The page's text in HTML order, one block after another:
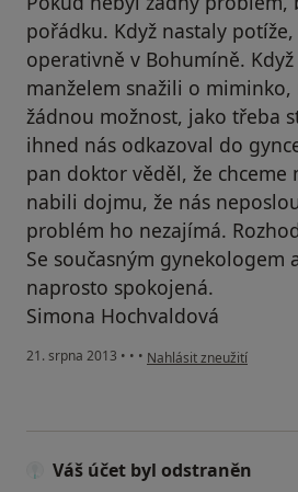
pořádku. Když nastaly
operativně v Bohumíně. Když
manželem snažili o
žádnou možnost, jako třeba
ihned nás odkazoval do
pan doktor věděl, že chceme
nabili dojmu, že nás
problém ho nezajímá.
Se současným gynekologem
naprosto spokojená.
Simona Hochvaldová
21. srpna 2013 • • • podle názoru uživatele
Nahlásit zneužití
Váš účet byl odstraněn